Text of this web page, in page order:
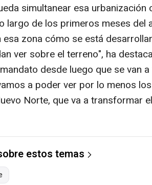
simultanear esa urbanización
largo de los primeros meses del
zona cómo se está
ver sobre el terreno", ha
desde luego que se van
a poder ver por lo menos
Norte, que va a transformar
estos temas